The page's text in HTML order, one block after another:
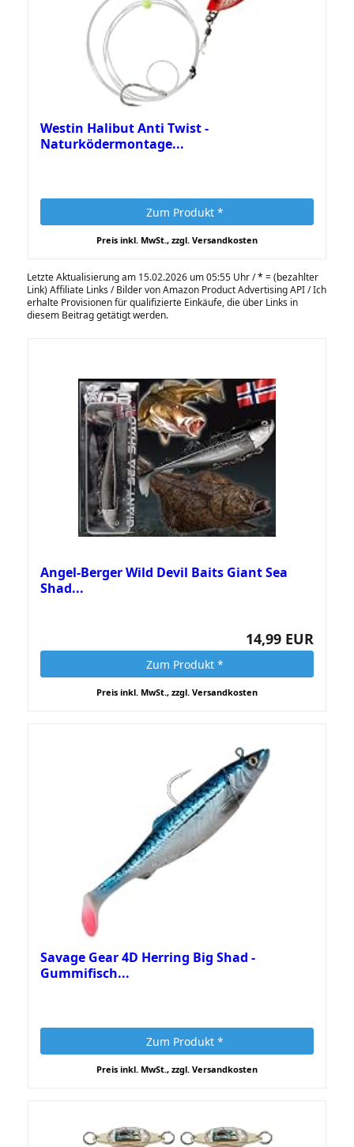
Westin Halibut Anti Twist -
Naturködermontage...
Zum Produkt *
Preis inkl. MwSt., zzgl. Versandkosten
Letzte Aktualisierung am 15.02.2026 um 05:55 Uhr /* = (bezahlter
Link) Affiliate Links / Bilder von Amazon Product Advertising API / Ich
erhalte Provisionen für qualifizierte Einkäufe, die über Links in
diesem Beitrag getätigt werden.
Angel-Berger Wild Devil Baits Giant Sea
Shad...
14,99 EUR
Zum Produkt *
Preis inkl. MwSt., zzgl. Versandkosten
Savage Gear 4D Herring Big Shad -
Gummifisch...
Zum Produkt *
Preis inkl. MwSt., zzgl. Versandkosten